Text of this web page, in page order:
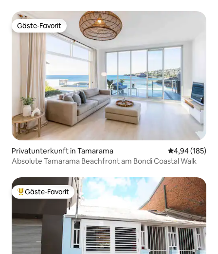
Gäste-Favorit
Gäste-Favorit
Privatunterkunft in Tamarama
4,94 (185)
Absolute Tamarama Beachfront am Bondi Coastal Walk
Beliebter Gäste-Favorit.
Gäste-Favorit